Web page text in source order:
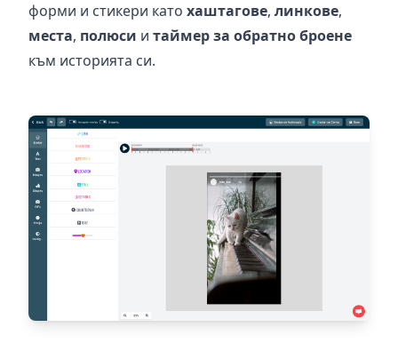
форми и стикери като хаштагове, линкове,
места, полюси и таймер за обратно броене
към историята си.